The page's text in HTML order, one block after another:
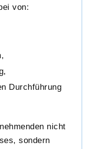
von:
Durchführung
nicht
sondern